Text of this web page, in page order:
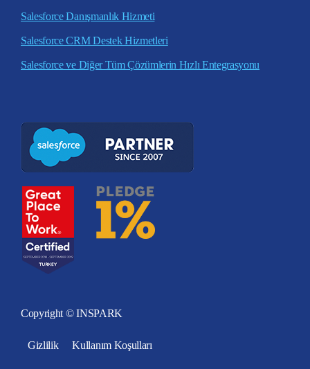
Salesforce Danışmanlık Hizmeti
Salesforce CRM Destek Hizmetleri
Salesforce ve Diğer Tüm Çözümlerin Hızlı Entegrasyonu
Copyright © INSPARK
Gizlilik Kullanım Koşulları